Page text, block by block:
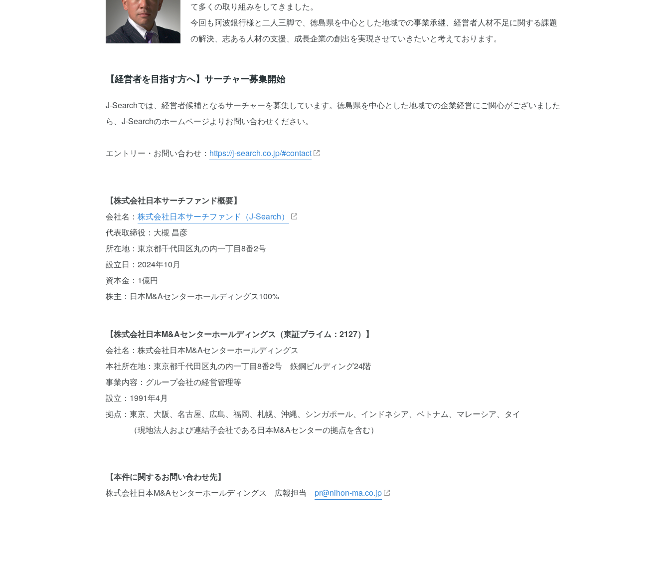
て多くの取り組みをしてきました。
今回も阿波銀行様と二人三脚で、徳島県を中心とした地域での事業承継、経営者人材不足に関する課題
の解決、志ある人材の支援、成長企業の創出を実現させていきたいと考えております。
【経営者を目指す方へ】サーチャー募集開始
J-Searchでは、経営者候補となるサーチャーを募集しています。徳島県を中心とした地域での企業経営にご関心がございました
ら、J-Searchのホームページよりお問い合わせください。
エントリー・お問い合わせ： https://j-search.co.jp/#contact
【株式会社日本サーチファンド概要】
会社名： 株式会社日本サーチファンド（J-Search）
代表取締役：大槻 昌彦
所在地：東京都千代田区丸の内一丁目8番2号
設立日：2024年10月
資本金：1億円
株主：日本M&Aセンターホールディングス100%
【株式会社日本M&Aセンターホールディングス（東証プライム：2127）】
会社名：株式会社日本M&Aセンターホールディングス
本社所在地：東京都千代田区丸の内一丁目8番2号 鉃鋼ビルディング24階
事業内容：グループ会社の経営管理等
設立：1991年4月
拠点：東京、大阪、名古屋、広島、福岡、札幌、沖縄、シンガポール、インドネシア、ベトナム、マレーシア、タイ
（現地法人および連結子会社である日本M&Aセンターの拠点を含む）
【本件に関するお問い合わせ先】
株式会社日本M&Aセンターホールディングス 広報担当 pr@nihon-ma.co.jp